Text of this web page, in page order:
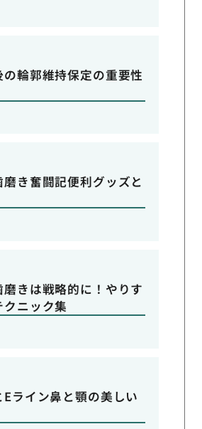
輪郭維持保定の重要性
き奮闘記便利グッズと
きは戦略的に！やりす
クニック集
ライン鼻と顎の美しい